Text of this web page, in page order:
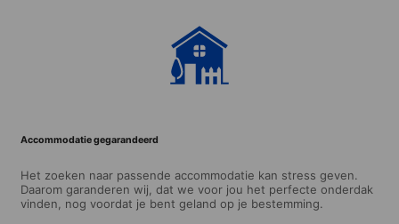
Accommodatie gegarandeerd
Het zoeken naar passende accommodatie kan stress geven.
Daarom garanderen wij, dat we voor jou het perfecte onderdak
vinden, nog voordat je bent geland op je bestemming.